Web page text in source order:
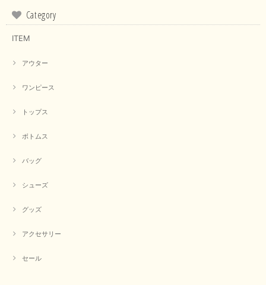
Category
ITEM
アウター
ワンピース
トップス
ボトムス
バッグ
シューズ
グッズ
アクセサリー
セール